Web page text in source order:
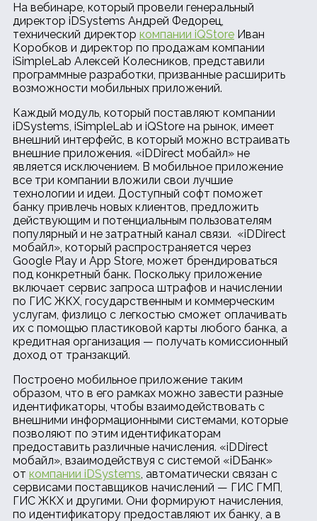
На вебинаре, который провели генеральный
директор iDSystems Андрей Федорец,
технический директор компании iQStore Иван
Коробков и директор по продажам компании
iSimpleLab Алексей Колесников, представили
программные разработки, призванные расширить
возможности мобильных приложений.
Каждый модуль, который поставляют компании
iDSystems, iSimpleLab и iQStore на рынок, имеет
внешний интерфейс, в который можно встраивать
внешние приложения. «iDDirect мобайл» не
является исключением. В мобильное приложение
все три компании вложили свои лучшие
технологии и идеи. Доступный софт поможет
банку привлечь новых клиентов, предложить
действующим и потенциальным пользователям
популярный и не затратный канал связи. «iDDirect
мобайл», который распространяется через
Google Play и App Store, может брендироваться
под конкретный банк. Поскольку приложение
включает сервис запроса штрафов и начислении
по ГИС ЖКХ, государственным и коммерческим
услугам, физлицо с легкостью сможет оплачивать
их с помощью пластиковой карты любого банка, а
кредитная организация — получать комиссионный
доход от транзакций.
Построено мобильное приложение таким
образом, что в его рамках можно завести разные
идентификаторы, чтобы взаимодействовать с
внешними информационными системами, которые
позволяют по этим идентификаторам
предоставить различные начисления. «iDDirect
мобайл», взаимодействуя с системой «iDБанк»
от компании iDSystems, автоматически связан с
сервисами поставщиков начислений — ГИС ГМП,
ГИС ЖКХ и другими. Они формируют начисления,
по идентификатору предоставляют их банку, а в